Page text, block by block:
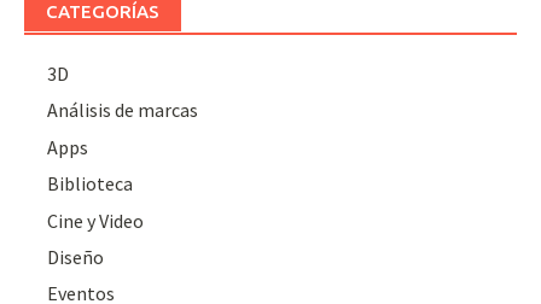
CATEGORÍAS
3D
Análisis de marcas
Apps
Biblioteca
Cine y Video
Diseño
Eventos